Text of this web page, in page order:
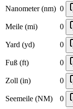
Nanometer (nm) 0
Meile (mi) 0
Yard (yd) 0
Fuß (ft) 0
Zoll (in) 0
Seemeile (NM) 0